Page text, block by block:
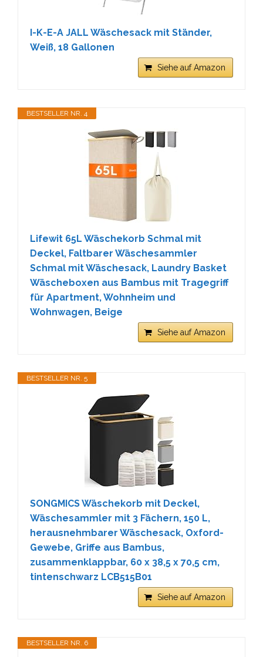
I-K-E-A JALL Wäschesack mit Ständer,
Weiß, 18 Gallonen
Siehe auf Amazon
BESTSELLER NR. 4
Lifewit 65L Wäschekorb Schmal mit
Deckel, Faltbarer Wäschesammler
Schmal mit Wäschesack, Laundry Basket
Wäscheboxen aus Bambus mit Tragegriff
für Apartment, Wohnheim und
Wohnwagen, Beige
Siehe auf Amazon
BESTSELLER NR. 5
SONGMICS Wäschekorb mit Deckel,
Wäschesammler mit 3 Fächern, 150 L,
herausnehmbarer Wäschesack, Oxford-
Gewebe, Griffe aus Bambus,
zusammenklappbar, 60 x 38,5 x 70,5 cm,
tintenschwarz LCB515B01
Siehe auf Amazon
BESTSELLER NR. 6